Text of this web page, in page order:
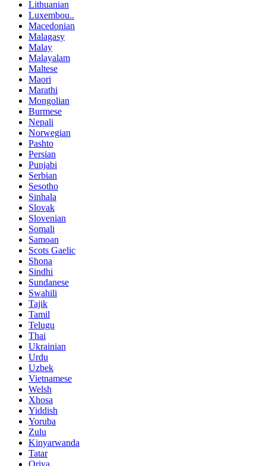
Lithuanian
Luxembou..
Macedonian
Malagasy
Malay
Malayalam
Maltese
Maori
Marathi
Mongolian
Burmese
Nepali
Norwegian
Pashto
Persian
Punjabi
Serbian
Sesotho
Sinhala
Slovak
Slovenian
Somali
Samoan
Scots Gaelic
Shona
Sindhi
Sundanese
Swahili
Tajik
Tamil
Telugu
Thai
Ukrainian
Urdu
Uzbek
Vietnamese
Welsh
Xhosa
Yiddish
Yoruba
Zulu
Kinyarwanda
Tatar